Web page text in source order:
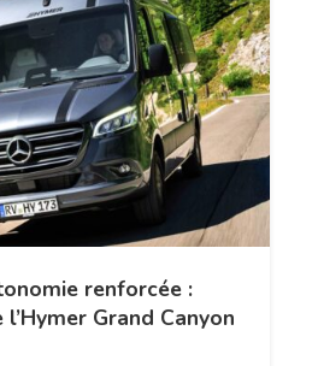
renforcée :
Grand Canyon